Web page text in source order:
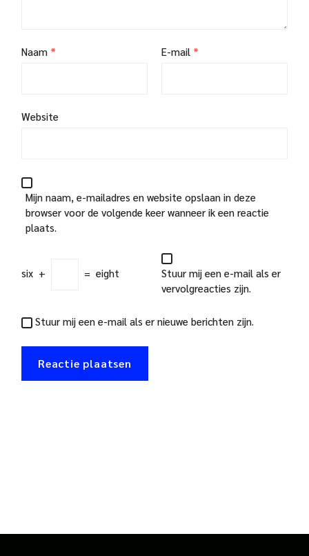
Naam * E-mail *
Website
Mijn naam, e-mailadres en website opslaan in deze
browser voor de volgende keer wanneer ik een reactie
plaats.
six + = eight
Stuur mij een e-mail als er
vervolgreacties zijn.
Stuur mij een e-mail als er nieuwe berichten zijn.